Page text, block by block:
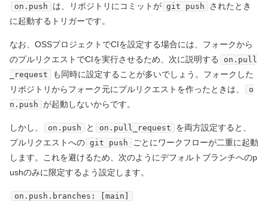
on.push は、リポジトリにコミットが git push
されたとき
に起動するトリガーです。
なお、OSSプロジェクトでCIを設定する場合には、フォークから
のプルリクエストでCIを実行させるため、次に説明する
on.pull
_request
も同時に設定することが多いでしょう。フォークした
リポジトリからフォーク元にプルリクエストを作ったときは、
o
n.push が起動しないからです。
しかし、 on.push と on.pull_request
を両方設定すると、
プルリクエストへの git push
ごとにワークフローが二重に起動
します。これを避けるため、次のようにデフォルトブランチへのp
ushのみに限定するよう設定します。
on.push.branches: [main]